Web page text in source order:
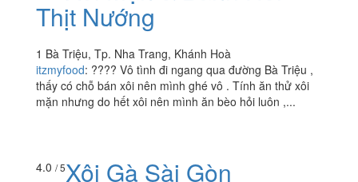
Thịt Nướng